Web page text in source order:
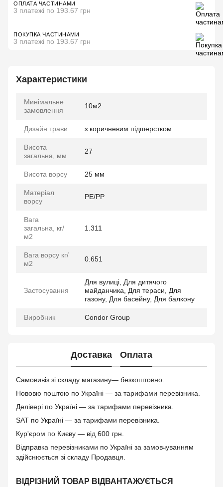
ОПЛАТА ЧАСТИНАМИ
3 платежі по 193.67 грн
ПОКУПКА ЧАСТИНАМИ
3 платежі по 193.67 грн
Характеристики
Минімальне
замовлення
10м2
Дизайн трави з коричневим підшерстком
Висота
загальна, мм
27
Висота ворсу 25 мм
Матеріал
ворсу
PE/PP
Вага
загальна, кг/
м2
1.311
Вага ворсу кг/
м2
0.651
Застосування
Для вулиці, Для дитячого
майданчика, Для тераси, Для
газону, Для басейну, Для балкону
Виробник Condor Group
Доставка Оплата
Самовивіз зі складу магазину— безкоштовно.
Нововю поштою по Україні — за тарифами перевізника.
Делівері по Україні — за тарифами перевізника.
SAT по Україні — за тарифами перевізника.
Кур'єром по Києву — від 600 грн.
Відправка перевізниками по Україні за замовчуванням
здійснюється зі складу Продавця.
ВІДРІЗНИЙ ТОВАР ВІДВАНТАЖУЄТЬСЯ